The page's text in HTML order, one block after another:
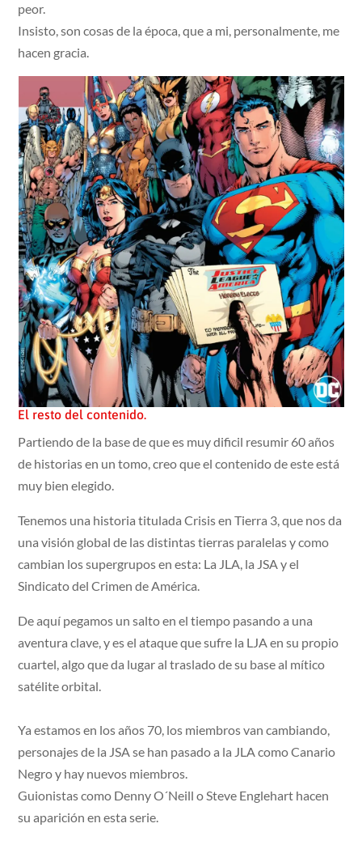
peor.
Insisto, son cosas de la época, que a mi, personalmente, me
hacen gracia.
El resto del contenido.
Partiendo de la base de que es muy dificil resumir 60 años
de historias en un tomo, creo que el contenido de este está
muy bien elegido.
Tenemos una historia titulada Crisis en Tierra 3, que nos da
una visión global de las distintas tierras paralelas y como
cambian los supergrupos en esta: La JLA, la JSA y el
Sindicato del Crimen de América.
De aquí pegamos un salto en el tiempo pasando a una
aventura clave, y es el ataque que sufre la LJA en su propio
cuartel, algo que da lugar al traslado de su base al mítico
satélite orbital.
Ya estamos en los años 70, los miembros van cambiando,
personajes de la JSA se han pasado a la JLA como Canario
Negro y hay nuevos miembros.
Guionistas como Denny O´Neill o Steve Englehart hacen
su aparición en esta serie.